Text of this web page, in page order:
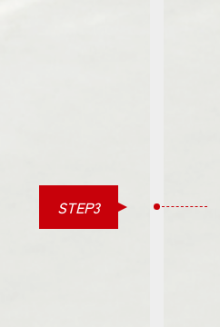
STEP3